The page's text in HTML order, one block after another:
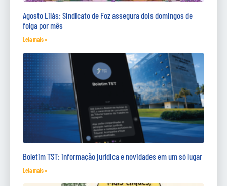
Agosto Lilás: Sindicato de Foz assegura dois domingos de
folga por mês
Leia mais »
Boletim TST: informação jurídica e novidades em um só lugar
Leia mais »